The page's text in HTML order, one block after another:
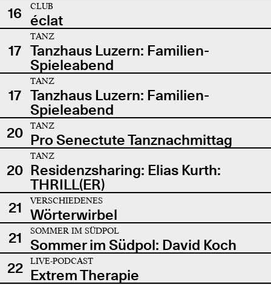
16
CLUB
éclat
17
TANZ
Tanzhaus Luzern: Familien-
Spieleabend
17
TANZ
Tanzhaus Luzern: Familien-
Spieleabend
20
TANZ
Pro Senectute Tanznachmittag
20
TANZ
Residenzsharing: Elias Kurth:
THRILL(ER)
21
VERSCHIEDENES
Wörterwirbel
21
SOMMER IM SÜDPOL
Sommer im Südpol: David Koch
22
LIVE-PODCAST
Extrem Therapie